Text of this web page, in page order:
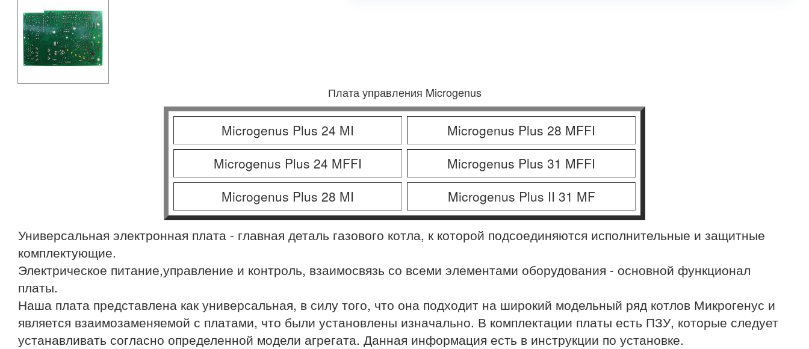
Плата управления Microgenus
Microgenus Plus 24 MI
Microgenus Plus 28 MFFI
Microgenus Plus 24 MFFI
Microgenus Plus 31 MFFI
Microgenus Plus 28 MI
Microgenus Plus II 31 MF
Универсальная электронная плата - главная деталь газового котла, к которой подсоединяются исполнительные и защитные
комплектующие.
Электрическое питание,управление и контроль, взаимосвязь со всеми элементами оборудования - основной функционал
платы.
Наша плата представлена как универсальная, в силу того, что она подходит на широкий модельный ряд котлов Микрогенус и
является взаимозаменяемой с платами, что были установлены изначально. В комплектации платы есть ПЗУ, которые следует
устанавливать согласно определенной модели агрегата. Данная информация есть в инструкции по установке.